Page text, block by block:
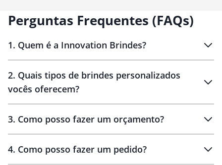
Perguntas Frequentes (FAQs)
1. Quem é a Innovation Brindes?
Brindes personalizados
2. Quais tipos de brindes personalizados
vocês oferecem?
personalizados
3. Como posso fazer um orçamento?
4. Como posso fazer um pedido?